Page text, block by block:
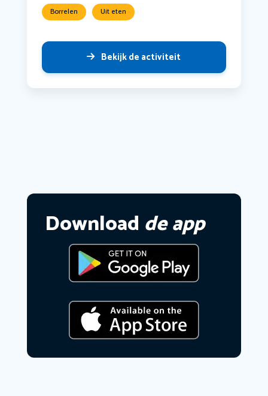
Borrelen Uit eten
Bekijk de activiteit
Download de app